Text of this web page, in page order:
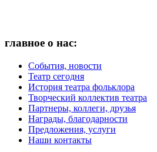
главное о нас:
События, новости
Театр сегодня
История театра фольклора
Творческий коллектив театра
Партнеры, коллеги, друзья
Награды, благодарности
Предложения, услуги
Наши контакты